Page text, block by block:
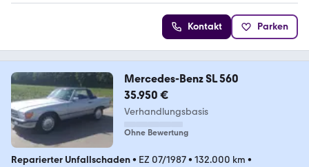
Kontakt Parken
Mercedes-Benz SL 560
35.950 €
Verhandlungsbasis
Ohne Bewertung
Reparierter Unfallschaden• EZ 07/1987• 132.000 km •